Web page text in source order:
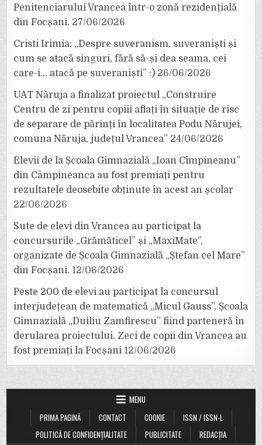
Penitenciarului Vrancea într-o zonă rezidențială
din Focșani. 27/06/2026
Cristi Irimia: „Despre suveranism, suveraniști și
cum se atacă singuri, fără să-și dea seama, cei
care-i… atacă pe suveraniști” :) 26/06/2026
UAT Năruja a finalizat proiectul „Construire
Centru de zi pentru copiii aflați în situație de risc
de separare de părinți în localitatea Podu Nărujei,
comuna Năruja, județul Vrancea” 24/06/2026
Elevii de la Școala Gimnazială „Ioan Cîmpineanu”
din Câmpineanca au fost premiați pentru
rezultatele deosebite obținute în acest an școlar
22/06/2026
Sute de elevi din Vrancea au participat la
concursurile „Grămăticel” și „MaxiMate”,
organizate de Școala Gimnazială „Ștefan cel Mare”
din Focșani. 12/06/2026
Peste 200 de elevi au participat la concursul
interjudețean de matematică „Micul Gauss”, Școala
Gimnazială „Duiliu Zamfirescu” fiind parteneră în
derularea proiectului. Zeci de copii din Vrancea au
fost premiați la Focșani 12/06/2026
MENU
PRIMA PAGINĂ
CONTACT COOKIE
ISSN / ISSN-L
POLITICĂ DE CONFIDENȚIALITATE
PUBLICITATE REDACȚIA